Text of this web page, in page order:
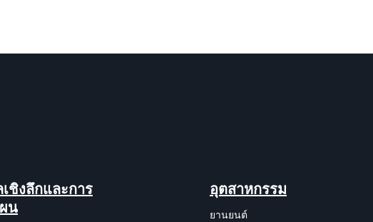
ชิงลึกและการ
น
อุตสาหกรรม
ยานยนต์